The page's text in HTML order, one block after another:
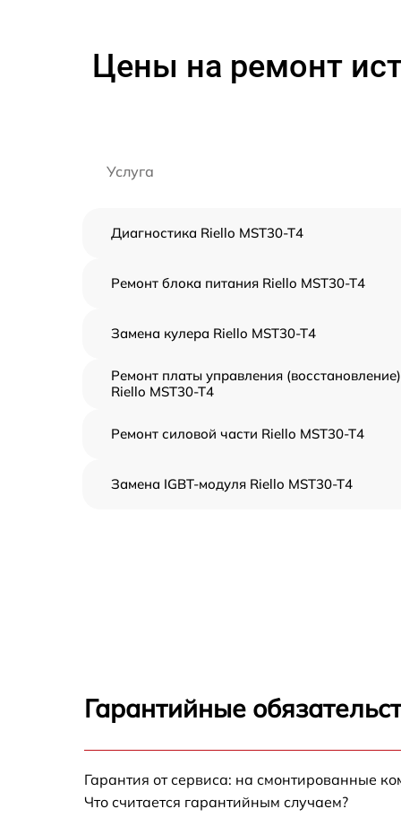
Цены на ремонт
Услуга
Диагностика Riello MST30-T4
Ремонт блока питания Riello MST30-T4
Замена кулера Riello MST30-T4
Ремонт платы управления (восстановление)
Riello MST30-T4
Ремонт силовой части Riello MST30-T4
Замена IGBT-модуля Riello MST30-T4
Гарантийные
Гарантия от сервиса: на смонтированные
Что считается гарантийным случаем?